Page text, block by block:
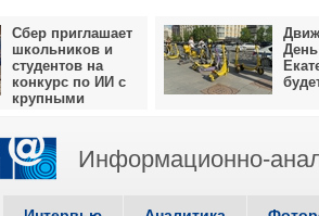
Сбер приглашает
школьников и
студентов на
конкурс по ИИ с
крупными
Информационно-